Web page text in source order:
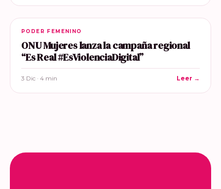
PODER FEMENINO
ONU Mujeres lanza la campaña regional
“Es Real #EsViolenciaDigital”
3 Dic · 4 min Leer →